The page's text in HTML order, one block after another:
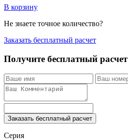
В корзину
Не знаете точное количество?
Заказать бесплатный расчет
Получите бесплатный расчет
Заказать бесплатный расчет
Серия